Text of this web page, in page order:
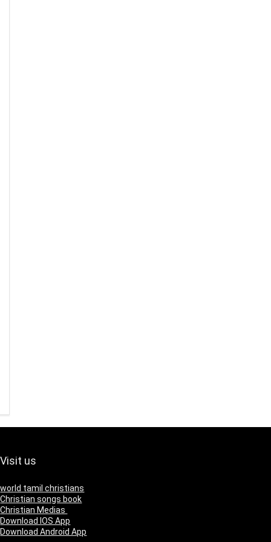
Visit us
world tamil christians
Christian songs book
Christian Medias
Download IOS App
Download Android App